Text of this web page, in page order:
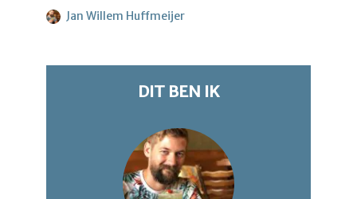
Jan Willem Huffmeijer
DIT BEN IK